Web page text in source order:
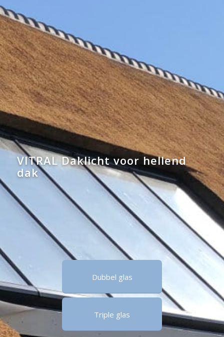
VITRAL Daklicht voor hellend
dak
Dubbel glas
Triple glas